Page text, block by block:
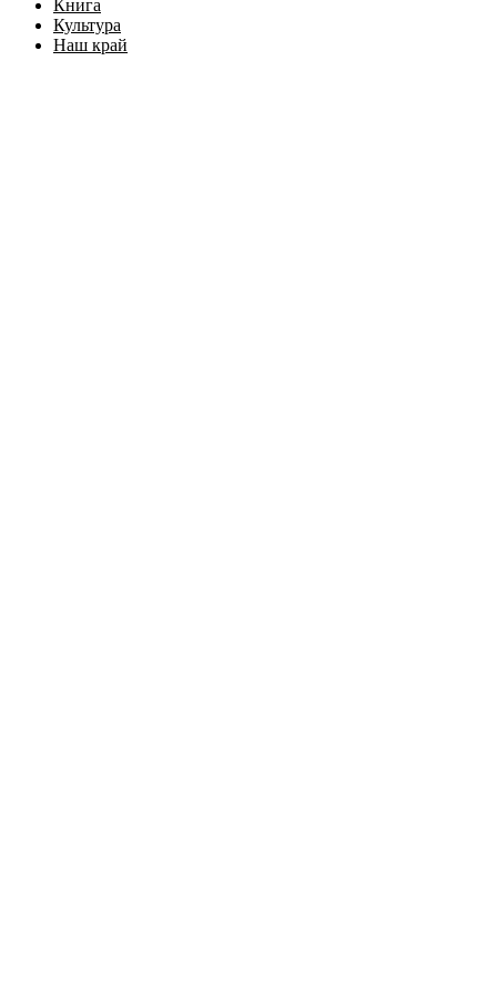
Книга
Культура
Наш край